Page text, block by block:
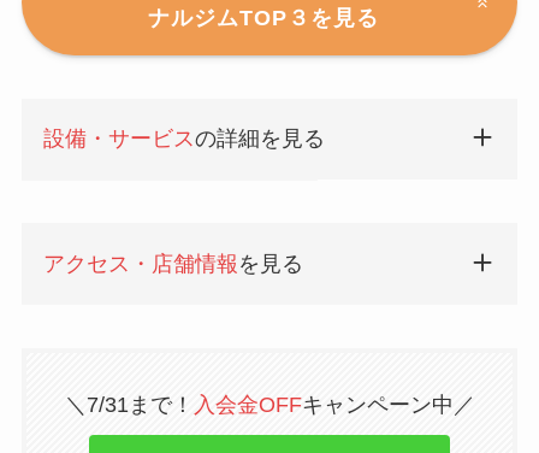
ナルジムTOP３を見る
設備・サービスの詳細を見る
アクセス・店舗情報 を見る
＼7/31まで！ 入会金OFFキャンペーン中／